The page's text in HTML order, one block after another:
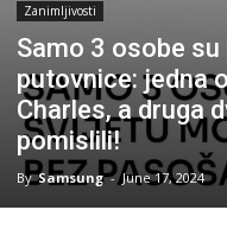
Zanimljivosti
Samo 3 osobe
putovnice: jedna
Charles, a druga
pomislili!
By Samsung - June 17, 2024